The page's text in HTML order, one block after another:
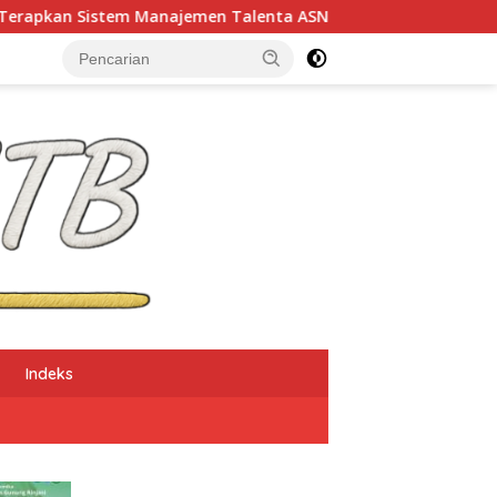
Manajemen Talenta ASN Ketua Dekranasda NTB:
Indeks